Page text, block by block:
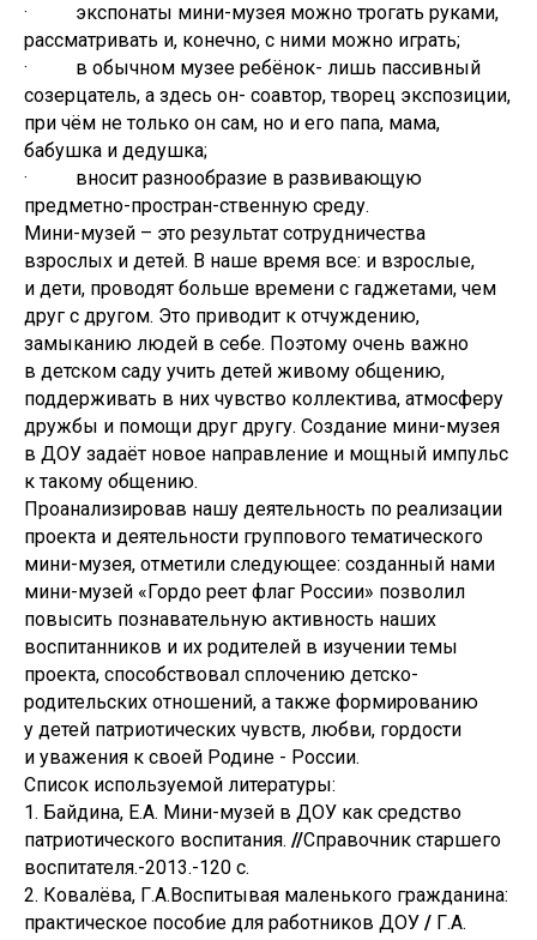
· экспонаты мини-музея можно трогать руками,
рассматривать и, конечно, с ними можно играть;
· в обычном музее ребёнок- лишь пассивный
созерцатель, а здесь он- соавтор, творец экспозиции,
при чём не только он сам, но и его папа, мама,
бабушка и дедушка;
· вносит разнообразие в развивающую
предметно-простран-ственную среду.
Мини-музей – это результат сотрудничества
взрослых и детей. В наше время все: и взрослые,
и дети, проводят больше времени с гаджетами, чем
друг с другом. Это приводит к отчуждению,
замыканию людей в себе. Поэтому очень важно
в детском саду учить детей живому общению,
поддерживать в них чувство коллектива, атмосферу
дружбы и помощи друг другу. Создание мини-музея
в ДОУ задаёт новое направление и мощный импульс
к такому общению.
Проанализировав нашу деятельность по реализации
проекта и деятельности группового тематического
мини-музея, отметили следующее: созданный нами
мини-музей «Гордо реет флаг России» позволил
повысить познавательную активность наших
воспитанников и их родителей в изучении темы
проекта, способствовал сплочению детско-
родительских отношений, а также формированию
у детей патриотических чувств, любви, гордости
и уважения к своей Родине - России.
Список используемой литературы:
1. Байдина, Е.А. Мини-музей в ДОУ как средство
патриотического воспитания. //Справочник старшего
воспитателя.-2013.-120 с.
2. Ковалёва, Г.А.Воспитывая маленького гражданина:
практическое пособие для работников ДОУ / Г.А.